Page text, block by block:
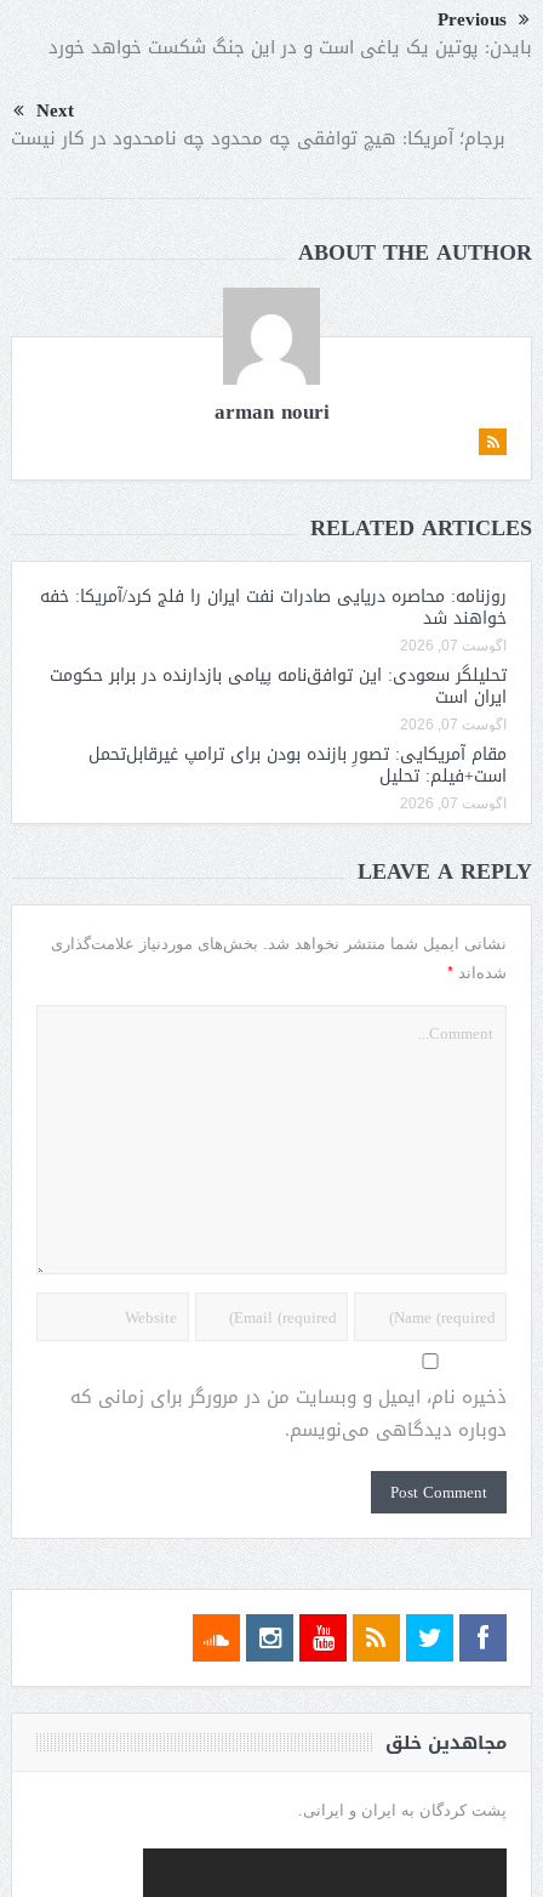
Previous
بایدن: پوتین یک یاغی است و در این جنگ شکست خواهد خورد
Next
برجام؛ آمریکا: هیچ توافقی چه محدود چه نامحدود در کار نیست
ABOUT THE AUTHOR
arman nouri
RELATED ARTICLES
روزنامه: محاصره دریایی صادرات نفت ایران را فلج کرد/آمریکا: خفه
خواهند شد
آگوست 07, 2026
تحلیلگر سعودی: این توافق‌نامه پیامی بازدارنده در برابر حکومت
ایران است
آگوست 07, 2026
مقام آمریکایی: تصورِ بازنده بودن برای ترامپ غیرقابل‌تحمل
است+فیلم: تحلیل
آگوست 07, 2026
LEAVE A REPLY
نشانی ایمیل شما منتشر نخواهد شد. بخش‌های موردنیاز علامت‌گذاری
شده‌اند *
ذخیره نام، ایمیل و وبسایت من در مرورگر برای زمانی که
دوباره دیدگاهی می‌نویسم.
مجاهدین خلق
پشت کردگان به ایران و ایرانی.